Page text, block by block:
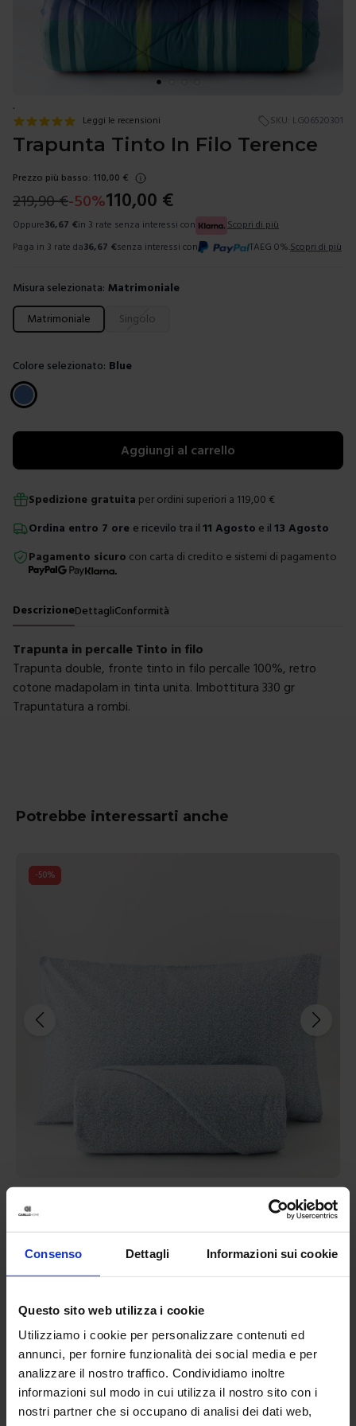
Consenso Dettagli Informazioni sui cookie
Questo sito web utilizza i cookie
Utilizziamo i cookie per personalizzare contenuti ed
annunci, per fornire funzionalità dei social media e per
analizzare il nostro traffico. Condividiamo inoltre
informazioni sul modo in cui utilizza il nostro sito con i
nostri partner che si occupano di analisi dei dati web,
.
Leggi le recensioni SKU: LG06520301
Trapunta Tinto In Filo Terence
Prezzo più basso: 110,00 €
219,90€-50%110,00 €
Oppure36,67 €in 3 rate senza interessi con
Scopri di più
Paga in 3 rate da36,67 €senza interessi con TAEG 0%. Scopri di più
Misura selezionata: Matrimoniale
Scegli una misura
Matrimoniale Singolo
Colore selezionato: Blue
Scegli un colore
Aggiungi al carrello
Spedizione gratuita per ordini superiori a 119,00 €
Ordina entro 7 ore e ricevilo tra il 11 Agosto e il 13 Agosto
Pagamento sicuro con carta di credito e sistemi di pagamento
DescrizioneDettagliConformità
Trapunta in percalle Tinto in filo
Trapunta double, fronte tinto in filo percalle 100%, retro
cotone madapolam in tinta unita. Imbottitura 330 gr
Trapuntatura a rombi.
Potrebbe interessarti anche
-50%
Riviera
Colori disponibili
OttanioRosa Beige